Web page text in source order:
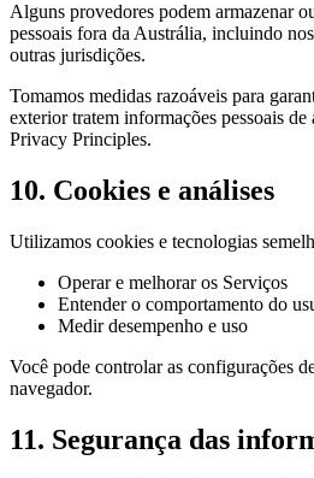
Alguns provedores podem armazenar
pessoais fora da Austrália, incluindo
outras jurisdições.
Tomamos medidas razoáveis para
exterior tratem informações pessoais
Privacy Principles.
10. Cookies e análises
Utilizamos cookies e tecnologias
Operar e melhorar os Serviços
Entender o comportamento do
Medir desempenho e uso
Você pode controlar as configurações
navegador.
11. Segurança das